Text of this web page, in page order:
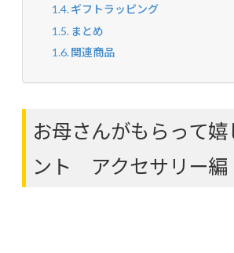
ギフトラッピング
まとめ
関連商品
お母さんがもらって
ント アクセサリー編